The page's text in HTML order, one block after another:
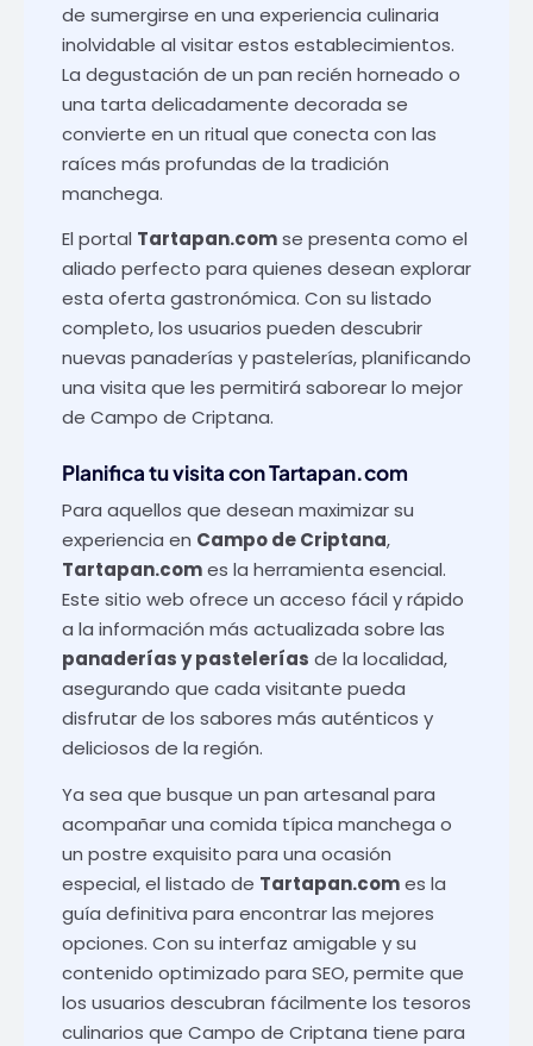
de sumergirse en una experiencia culinaria
inolvidable al visitar estos establecimientos.
La degustación de un pan recién horneado o
una tarta delicadamente decorada se
convierte en un ritual que conecta con las
raíces más profundas de la tradición
manchega.
El portal Tartapan.comse presenta como el
aliado perfecto para quienes desean explorar
esta oferta gastronómica. Con su listado
completo, los usuarios pueden descubrir
nuevas panaderías y pastelerías, planificando
una visita que les permitirá saborear lo mejor
de Campo de Criptana.
Planifica tu visita con Tartapan.com
Para aquellos que desean maximizar su
experiencia en Campo de Criptana,
Tartapan.comes la herramienta esencial.
Este sitio web ofrece un acceso fácil y rápido
a la información más actualizada sobre las
panaderías y pastelerías de la localidad,
asegurando que cada visitante pueda
disfrutar de los sabores más auténticos y
deliciosos de la región.
Ya sea que busque un pan artesanal para
acompañar una comida típica manchega o
un postre exquisito para una ocasión
especial, el listado de Tartapan.comes la
guía definitiva para encontrar las mejores
opciones. Con su interfaz amigable y su
contenido optimizado para SEO, permite que
los usuarios descubran fácilmente los tesoros
culinarios que Campo de Criptana tiene para